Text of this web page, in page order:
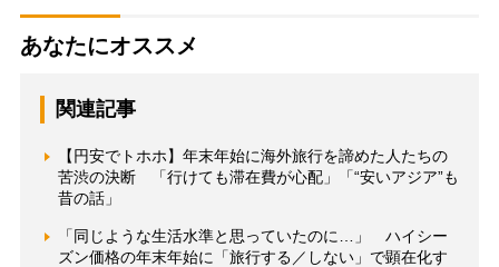
あなたにオススメ
関連記事
【円安でトホホ】年末年始に海外旅行を諦めた人たちの
苦渋の決断 「行けても滞在費が心配」「“安いアジア”も
昔の話」
「同じような生活水準と思っていたのに…」 ハイシー
ズン価格の年末年始に「旅行する／しない」で顕在化す